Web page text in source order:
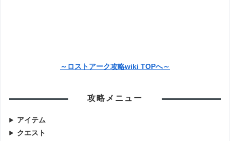
～ロストアーク攻略wiki TOPへ～
攻略メニュー
アイテム
クエスト